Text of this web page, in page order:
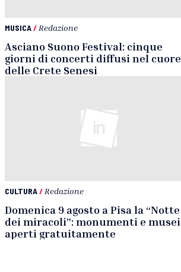
MUSICA/ Redazione
Asciano Suono Festival: cinque
giorni di concerti diffusi nel cuore
delle Crete Senesi
CULTURA/ Redazione
Domenica 9 agosto a Pisa la “Notte
dei miracoli”: monumenti e musei
aperti gratuitamente